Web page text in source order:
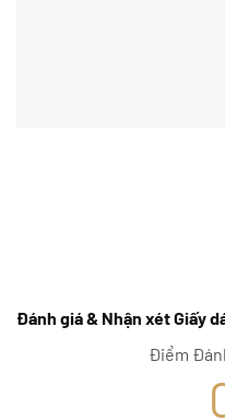
Đánh giá & Nhận xét Giấy
Điểm